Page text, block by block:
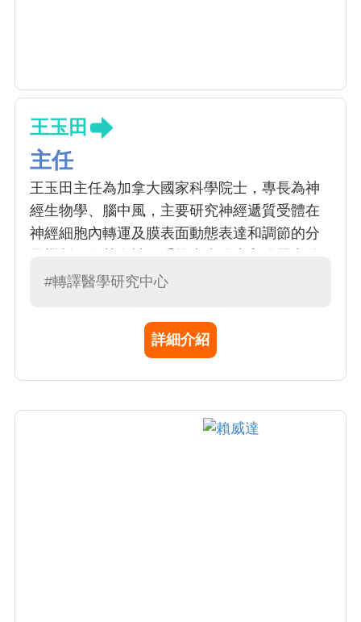
王玉田
主任
王玉田主任為加拿大國家科學院士，專長為神
經生物學、腦中風，主要研究神經遞質受體在
神經細胞內轉運及膜表面動態表達和調節的分
作用，王院士發明讓藥物能自己找到病變區
#轉譯醫學研究中心
詳細介紹